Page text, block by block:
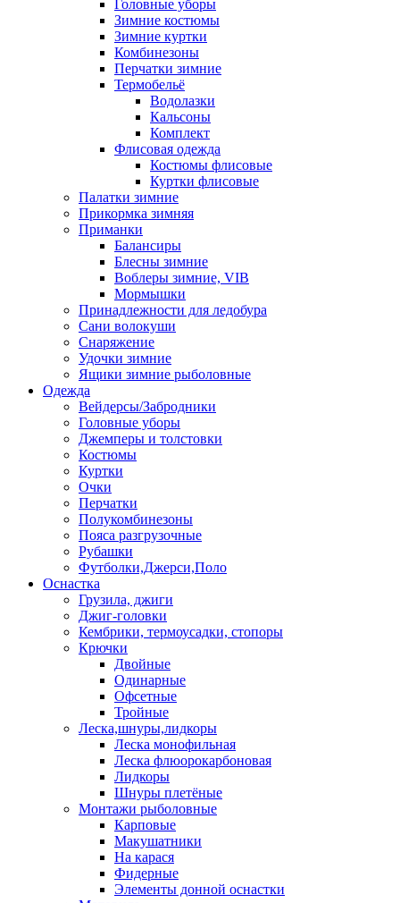
Головные уборы
Зимние костюмы
Зимние куртки
Комбинезоны
Перчатки зимние
Термобельё
Водолазки
Кальсоны
Комплект
Флисовая одежда
Костюмы флисовые
Куртки флисовые
Палатки зимние
Прикормка зимняя
Приманки
Балансиры
Блесны зимние
Воблеры зимние, VIB
Мормышки
Принадлежности для ледобура
Сани волокуши
Снаряжение
Удочки зимние
Ящики зимние рыболовные
Одежда
Вейдерсы/Забродники
Головные уборы
Джемперы и толстовки
Костюмы
Куртки
Очки
Перчатки
Полукомбинезоны
Пояса разгрузочные
Рубашки
Футболки,Джерси,Поло
Оснастка
Грузила, джиги
Джиг-головки
Кембрики, термоусадки, стопоры
Крючки
Двойные
Одинарные
Офсетные
Тройные
Леска,шнуры,лидкоры
Леска монофильная
Леска флюорокарбоновая
Лидкоры
Шнуры плетёные
Монтажи рыболовные
Карповые
Макушатники
На карася
Фидерные
Элементы донной оснастки